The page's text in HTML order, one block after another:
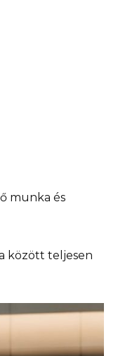
munka és
között teljesen